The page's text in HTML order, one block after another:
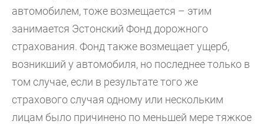
автомобилем, тоже возмещается – этим
занимается Эстонский Фонд дорожного
страхования. Фонд также возмещает ущерб,
возникший у автомобиля, но последнее только в
том случае, если в результате того же
страхового случая одному или нескольким
лицам было причинено по меньшей мере тяжкое